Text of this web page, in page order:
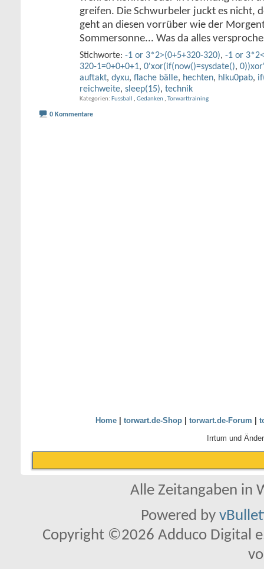
greifen. Die Schwurbeler juckt es nicht,
geht an diesen vorrüber wie der
Sommersonne... Was da alles
Stichworte: -1 or 3*2>(0+5+320-320), -1 or
320-1=0+0+0+1, 0'xor(if(now()=sysdate(),
auftakt, dyxu, flache bälle, hechten, hlku0pab,
reichweite, sleep(15), technik
Kategorien Fussball , Gedanken , Torwarttraining
0 Kommentare
Home| torwart.de-Shop| torwart.de-Forum
Irrtum und
Alle Zeitangaben in
Powered by
Copyright ©2026 Adduco Digital